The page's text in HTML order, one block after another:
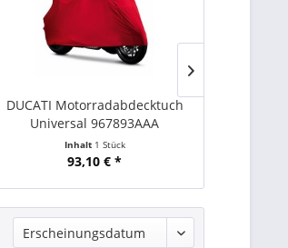
DUCATI Motorradabdecktuch
Universal 967893AAA
Inhalt 1 Stück
93,10 € *